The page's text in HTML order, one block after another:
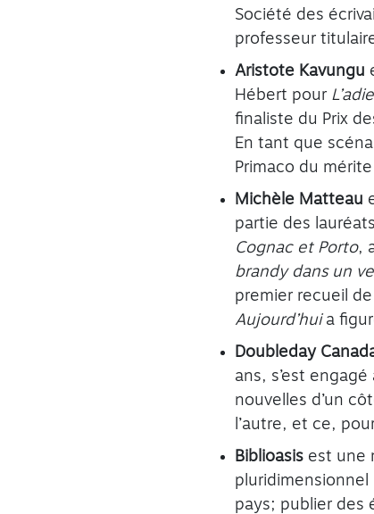
Société des
professeur
Aristote Kavungu
Hébert pour
finaliste du Prix
En tant que
Primaco du
Michèle Matteau
partie des
Cognac et Porto,
brandy dans un
premier recueil
Aujourd’huia
Doubleday
ans, s’est
nouvelles d’un
l’autre, et ce,
Biblioasis est une
pays; publier des